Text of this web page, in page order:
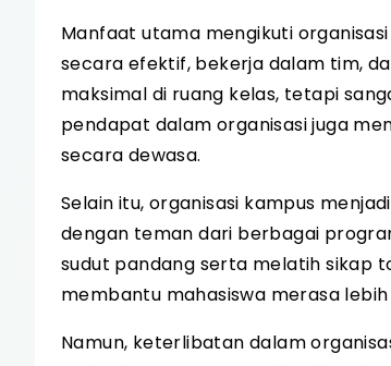
Manfaat utama mengikuti
secara efektif, bekerja dalam tim,
maksimal di ruang kelas, tetapi
pendapat dalam organisasi juga
secara dewasa.
Selain itu, organisasi kampus
dengan teman dari berbagai
sudut pandang serta melatih sikap
membantu mahasiswa merasa
Namun, keterlibatan dalam